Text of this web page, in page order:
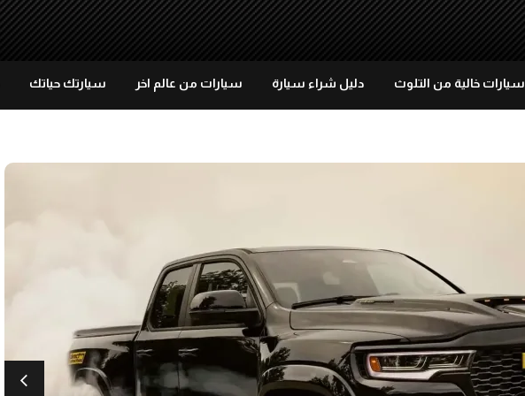
سيارات خالية من التلوث دليل شراء سيارة سيارات من عالم اخر سيارتك حياتك